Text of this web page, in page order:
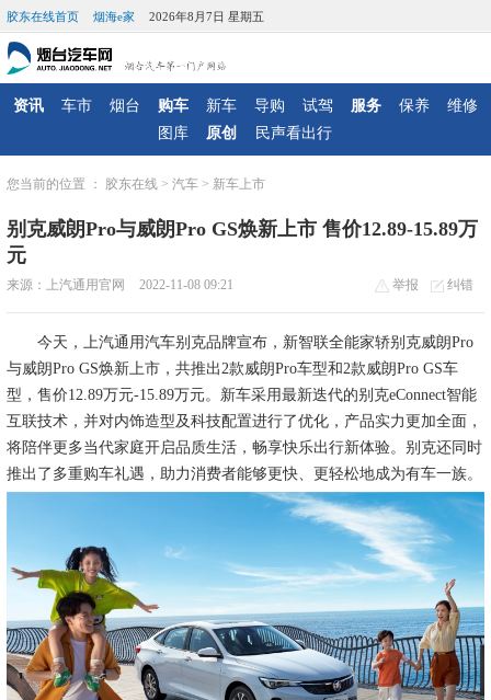
胶东在线首页 烟海e家 2026年8月7日 星期五
资讯 车市 烟台 购车 新车 导购 试驾 服务 保养
维修
图库
原创 民声看出行
您当前的位置 ： 胶东在线 > 汽车 > 新车上市
别克威朗Pro与威朗Pro GS焕新上市 售价12.89-15.89万
元
来源：上汽通用官网 2022-11-08 09:21 举报 纠错
今天，上汽通用汽车别克品牌宣布，新智联全能家轿别克威朗Pro
与威朗Pro GS焕新上市，共推出2款威朗Pro车型和2款威朗Pro GS车
型，售价12.89万元-15.89万元。新车采用最新迭代的别克eConnect智能
互联技术，并对内饰造型及科技配置进行了优化，产品实力更加全面，
将陪伴更多当代家庭开启品质生活，畅享快乐出行新体验。别克还同时
推出了多重购车礼遇，助力消费者能够更快、更轻松地成为有车一族。